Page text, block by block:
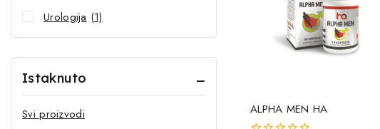
ALPHA MEN HA
Urologija (1)
Istaknuto
Svi proizvodi